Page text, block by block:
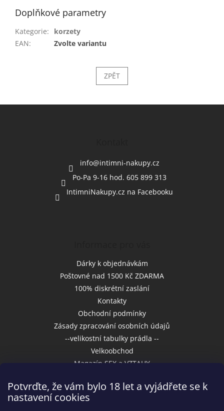
Potvrďte, že vám bylo 18 let a vyjádřete se k
nastavení cookies
Doplňkové parametry
Kategorie:
korzety
EAN: Zvolte variantu
ZPĚT
info@intimni-nakupy.cz
Po-Pa 9-16 hod. 605 899 313
IntimniNakupy.cz na Facebooku
Dárky k objednávkám
Poštovné nad 1500 Kč ZDARMA
100% diskrétní zaslání
Kontakty
Obchodní podmínky
Zásady zpracování osobních údajů
--velikostní tabulky prádla --
Velkoobchod
Magazín SEX a VZTAHY